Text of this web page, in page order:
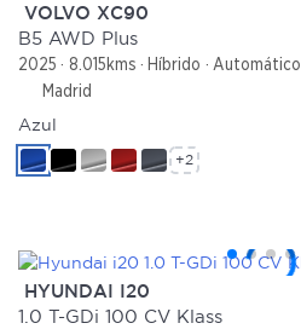
VOLVO XC90
B5 AWD Plus
2025 8.015kms Híbrido
Automático
Madrid
Azul
+2
HYUNDAI I20
1.0 T-GDi 100 CV Klass